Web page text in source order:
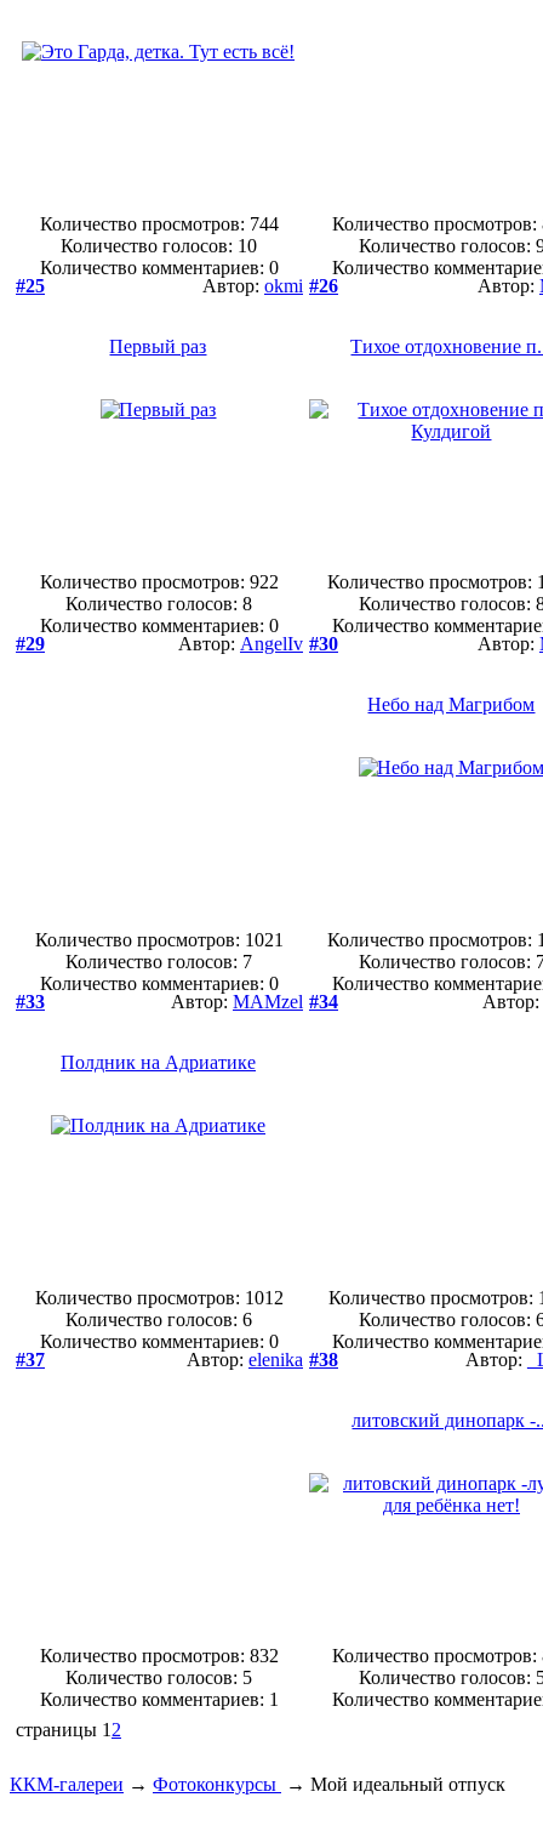
Количество просмотров: 744
Количество голосов: 10
Количество комментариев: 0
Количество просмотров:
Количество голосов:
Количество
#25
Автор: okmi
Первый раз
Количество просмотров: 922
Количество голосов:8
Количество комментариев: 0
#26 Автор:
Тихое отдохновение
Количество просмотров:
Количество голосов:
Количество
#29
Автор: AngelIv
Количество просмотров: 1021
Количество голосов: 7
Количество комментариев: 0
#30 Автор:
Небо над Магрибом
Количество просмотров:
Количество голосов:
Количество
#33
Автор: MAMzel
Полдник на Адриатике
Количество просмотров: 1012
Количество голосов:6
Количество комментариев: 0
#34 Автор:
Количество просмотров:
Количество голосов:
Количество
#37
Автор: elenika
Количество просмотров: 832
Количество голосов: 5
Количество комментариев: 1
#38 Автор:
литовский динопарк -
Количество просмотров:
Количество голосов:
Количество
страницы 1 2
ККМ-галереи → Фотоконкурсы → Мой идеальный отпуск